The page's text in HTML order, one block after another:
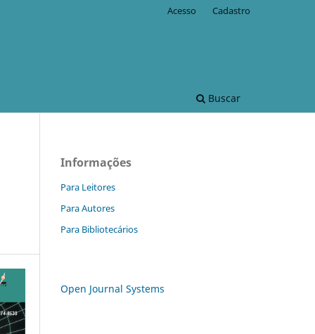
Buscar
Acesso Cadastro
Informações
Para Leitores
Para Autores
Para Bibliotecários
Open Journal Systems